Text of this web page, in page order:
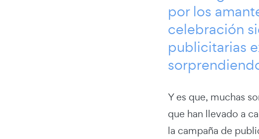
por los
celebración
publicitarias
Y es que, muchas
que han llevado a
la campaña de